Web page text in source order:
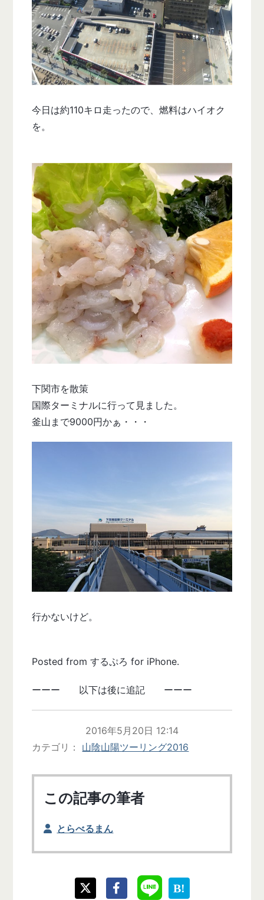
今日は約110キロ走ったので、燃料はハイオク
を。
下関市を散策
国際ターミナルに行って見ました。
釜山まで9000円かぁ・・・
行かないけど。
Posted from するぷろ for iPhone.
ーーー 以下は後に追記 ーーー
2016年5月20日 12:14
カテゴリ
山陰山陽ツーリング2016
この記事の筆者
とらべるまん